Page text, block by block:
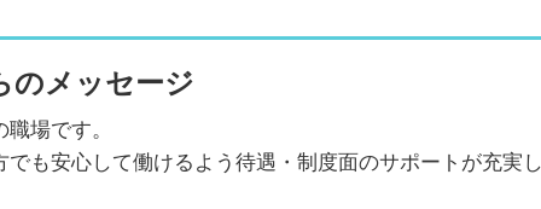
のメッセージ
場です。
でも安心して働けるよう待遇・制度面のサポートが充実